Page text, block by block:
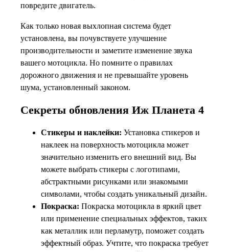
повредите двигатель.
Как только новая выхлопная система будет
установлена, вы почувствуете улучшение
производительности и заметите изменение звука
вашего мотоцикла. Но помните о правилах
дорожного движения и не превышайте уровень
шума, установленный законом.
Секреты обновления Иж Планета 4
Стикеры и наклейки: Установка стикеров и
наклеек на поверхность мотоцикла может
значительно изменить его внешний вид. Вы
можете выбрать стикеры с логотипами,
абстрактными рисунками или знакомыми
символами, чтобы создать уникальный дизайн.
Покраска: Покраска мотоцикла в яркий цвет
или применение специальных эффектов, таких
как металлик или перламутр, поможет создать
эффектный образ. Учтите, что покраска требует